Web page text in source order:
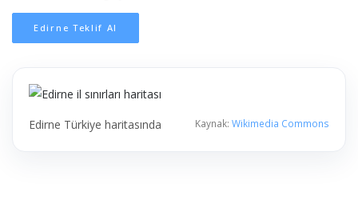
Edirne Teklif Al
Edirne Türkiye haritasında Kaynak: Wikimedia Commons